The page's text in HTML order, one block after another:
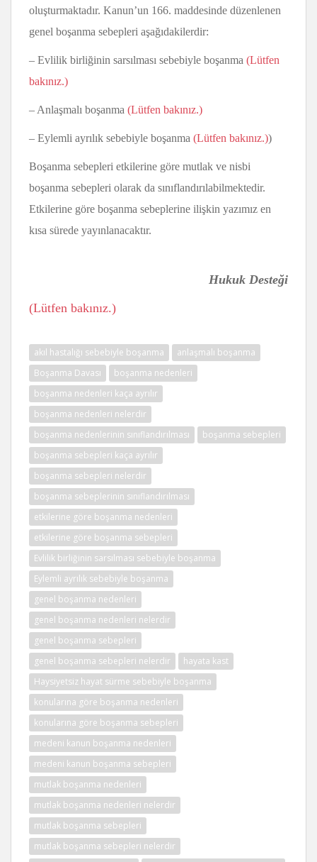
oluşturmaktadır. Kanun’un 166. maddesinde düzenlenen
genel boşanma sebepleri aşağıdakilerdir:
– Evlilik birliğinin sarsılması sebebiyle boşanma (Lütfen
bakınız.)
– Anlaşmalı boşanma (Lütfen bakınız.)
– Eylemli ayrılık sebebiyle boşanma (Lütfen bakınız.))
Boşanma sebepleri etkilerine göre mutlak ve nisbi
boşanma sebepleri olarak da sınıflandırılabilmektedir.
Etkilerine göre boşanma sebeplerine ilişkin yazımız en
kısa sürede yayınlanacaktır.
Hukuk Desteği
(Lütfen bakınız.)
akıl hastalığı sebebiyle boşanma
anlaşmalı boşanma
Boşanma Davası
boşanma nedenleri
boşanma nedenleri kaça ayrılır
boşanma nedenleri nelerdir
boşanma nedenlerinin sınıflandırılması
boşanma sebepleri
boşanma sebepleri kaça ayrılır
boşanma sebepleri nelerdir
boşanma sebeplerinin sınıflandırılması
etkilerine göre boşanma nedenleri
etkilerine göre boşanma sebepleri
Evlilik birliğinin sarsılması sebebiyle boşanma
Eylemli ayrılık sebebiyle boşanma
genel boşanma nedenleri
genel boşanma nedenleri nelerdir
genel boşanma sebepleri
genel boşanma sebepleri nelerdir
hayata kast
Haysiyetsiz hayat sürme sebebiyle boşanma
konularına göre boşanma nedenleri
konularına göre boşanma sebepleri
medeni kanun boşanma nedenleri
medeni kanun boşanma sebepleri
mutlak boşanma nedenleri
mutlak boşanma nedenleri nelerdir
mutlak boşanma sebepleri
mutlak boşanma sebepleri nelerdir